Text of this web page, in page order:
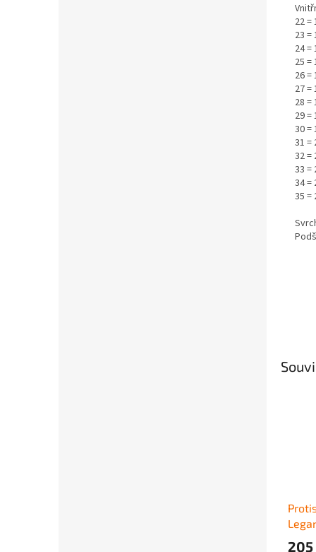
205
22 =
23 =
24 =
25 =
26 =
27 =
28 =
29 =
30 =
31 =
32 =
33 =
34 =
35 =